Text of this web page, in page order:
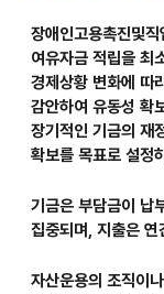
장애인고용촉진및
여유자금 적립을 최
경제상황 변화에 따
감안하여 유동성 확
장기적인 기금의 재
확보를 목표로 설정
기금은 부담금이 납
집중되며, 지출은 연
자산운용의 조직이